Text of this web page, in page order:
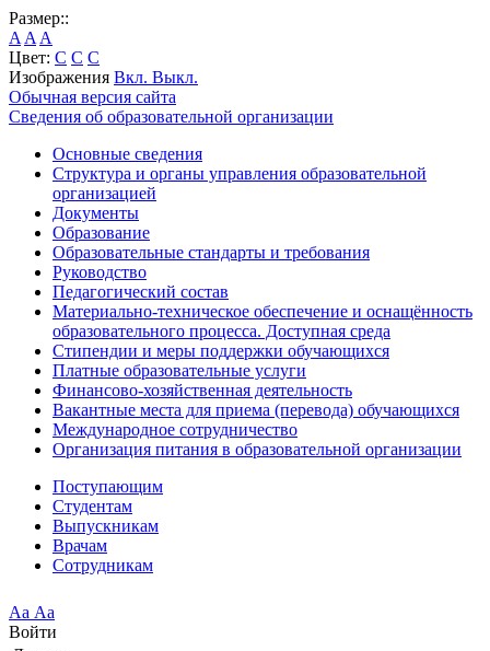
Размер::
A A A
Цвет: C C C
Изображения Вкл. Выкл.
Обычная версия сайта
Сведения об образовательной организации
Основные сведения
Структура и органы управления образовательной
организацией
Документы
Образование
Образовательные стандарты и требования
Руководство
Педагогический состав
Материально-техническое обеспечение и оснащённость
образовательного процесса. Доступная среда
Стипендии и меры поддержки обучающихся
Платные образовательные услуги
Финансово-хозяйственная деятельность
Вакантные места для приема (перевода) обучающихся
Международное сотрудничество
Организация питания в образовательной организации
Поступающим
Студентам
Выпускникам
Врачам
Сотрудникам
Аа Аа
Войти